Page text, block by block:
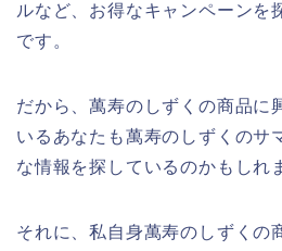
ルなど、お得なキャンペーンを
です。
だから、萬寿のしずくの商品に
いるあなたも萬寿のしずくのサ
な情報を探しているのかもしれ
それに、私自身萬寿のしずくの